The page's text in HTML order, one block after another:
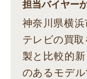
担当バイヤー
神奈川県横
テレビの買
製と比較的
のあるモデ